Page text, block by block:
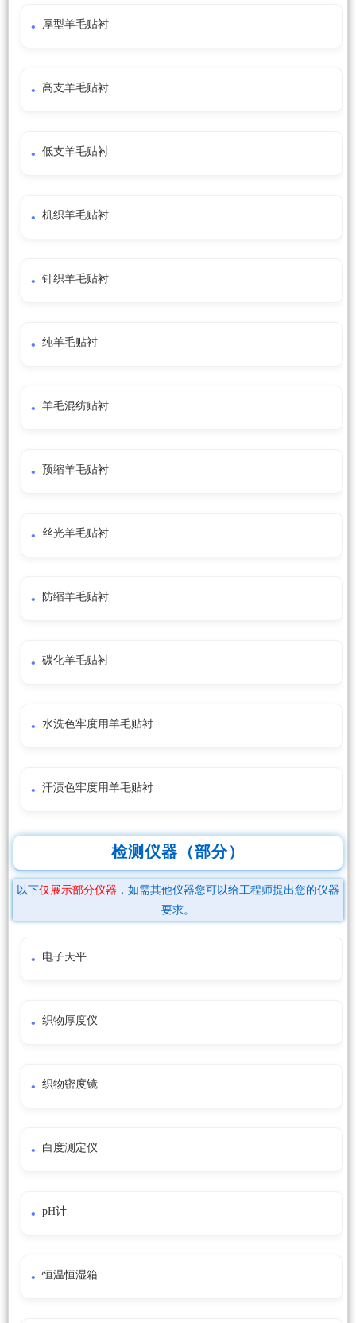
厚型羊毛贴衬
高支羊毛贴衬
低支羊毛贴衬
机织羊毛贴衬
针织羊毛贴衬
纯羊毛贴衬
羊毛混纺贴衬
预缩羊毛贴衬
丝光羊毛贴衬
防缩羊毛贴衬
碳化羊毛贴衬
水洗色牢度用羊毛贴衬
汗渍色牢度用羊毛贴衬
检测仪器（部分）
以下仅展示部分仪器 ，如需其他仪器您可以给工程师提出您的仪器
要求。
电子天平
织物厚度仪
织物密度镜
白度测定仪
pH计
恒温恒湿箱